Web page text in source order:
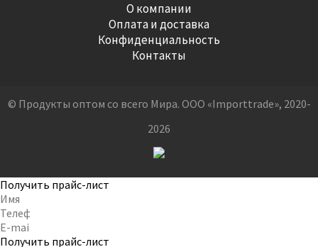
О компании
Оплата и доставка
Конфиденциальность
Контакты
© Продукты оптом со всего Мира. ООО «Importtrade», 2020-
2026
Получить прайс-лист
Получить прайс-лист